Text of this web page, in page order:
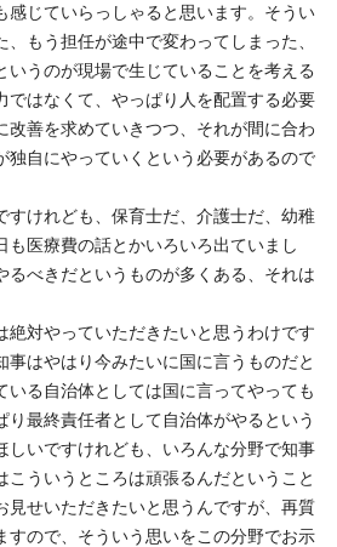
感じていらっしゃると思います。そうい
もう担任が途中で変わってしまった、
いうのが現場で生じていることを考える
ではなくて、やっぱり人を配置する必要
改善を求めていきつつ、それが間に合わ
独自にやっていくという必要があるので
すけれども、保育士だ、介護士だ、幼稚
も医療費の話とかいろいろ出ていまし
るべきだというものが多くある、それは
絶対やっていただきたいと思うわけです
事はやはり今みたいに国に言うものだと
いる自治体としては国に言ってやっても
り最終責任者として自治体がやるという
しいですけれども、いろんな分野で知事
こういうところは頑張るんだということ
見せいただきたいと思うんですが、再質
すので、そういう思いをこの分野でお示